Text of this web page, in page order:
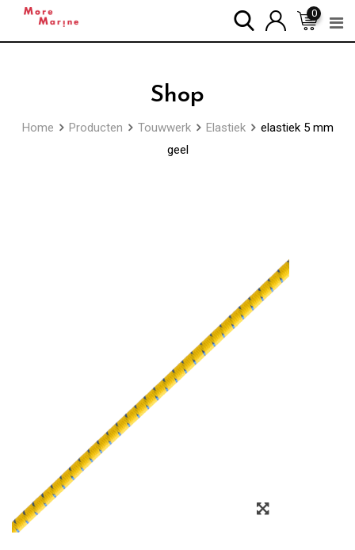
0
Shop
Home Producten Touwwerk Elastiek
elastiek 5 mm
geel
Zoom